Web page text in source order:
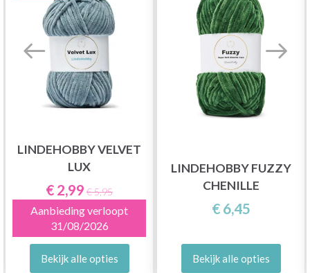
LINDEHOBBY VELVET
LUX
€ 2,99 € 5,95
Aanbieding verloopt
31/08/2026
Bekijk alle opties
LINDEHOBBY FUZZY
CHENILLE
€ 6,45
Bekijk alle opties